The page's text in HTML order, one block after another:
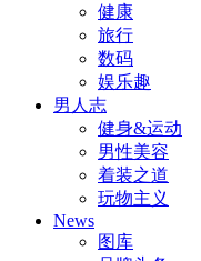
健康
旅行
数码
娱乐趣
男人志
健身&运动
男性美容
着装之道
玩物主义
News
图库